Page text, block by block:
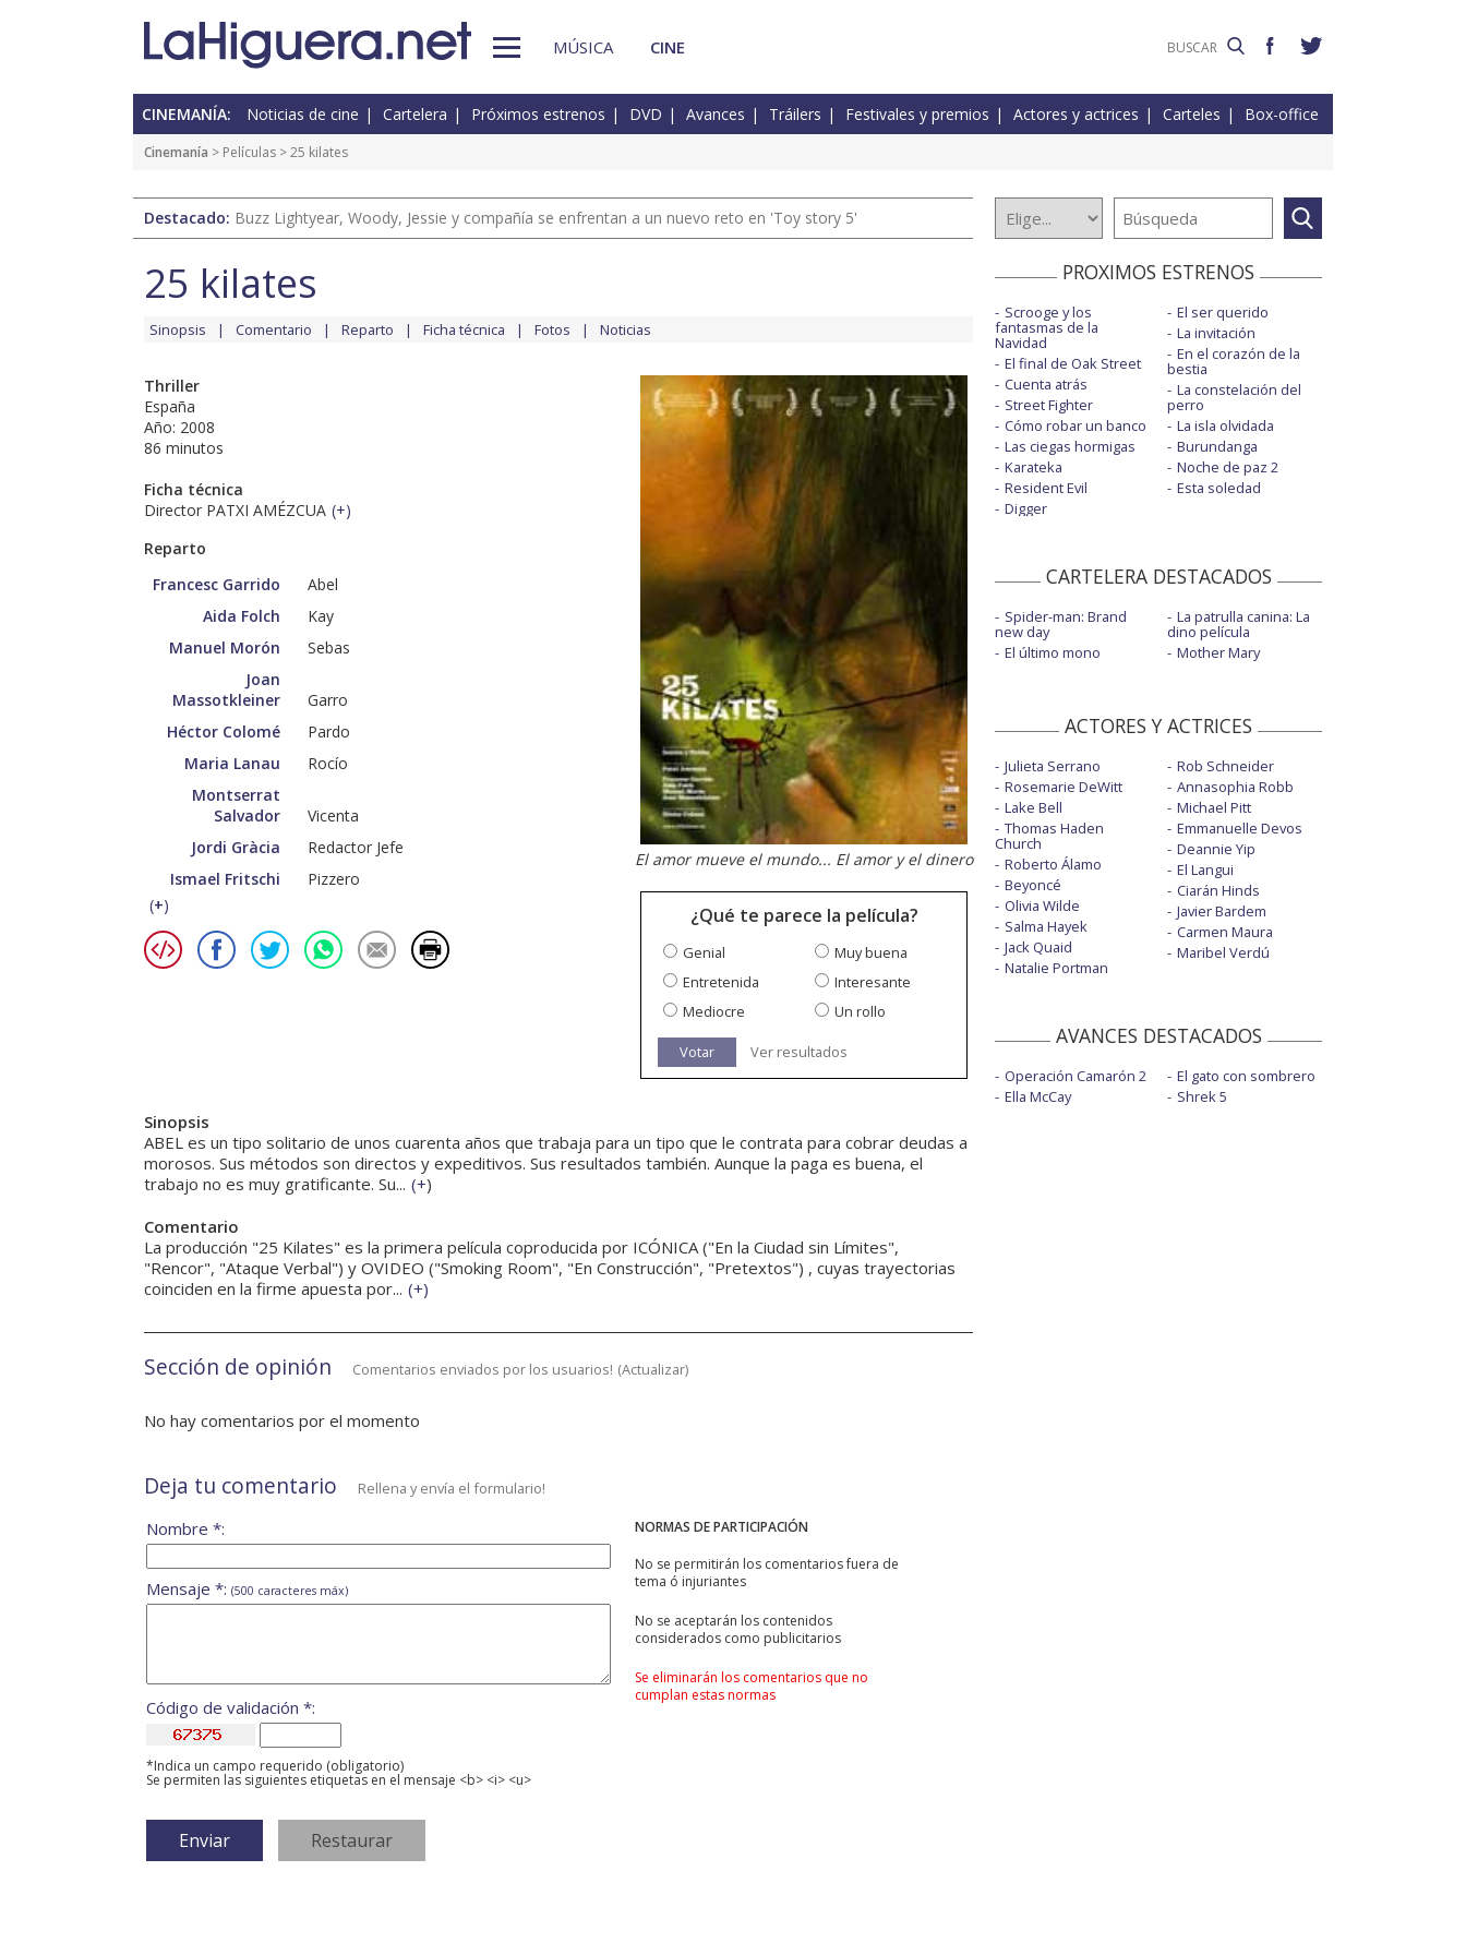
MÚSICA CINE
CINEMANÍA: Noticias de cine Cartelera Próximos estrenos DVD Avances Tráilers Festivales y premios Actores y actrices Carteles Box-office
Cinemanía > Películas > 25 kilates
Destacado: Buzz Lightyear, Woody, Jessie y compañía se enfrentan a un nuevo reto en 'Toy story 5'
25 kilates
Sinopsis Comentario Reparto Ficha técnica Fotos Noticias
Thriller
España
Año: 2008
86 minutos
Ficha técnica
Director PATXI AMÉZCUA (+)
Reparto
Francesc Garrido
Abel
Aida Folch
Kay
Manuel Morón
Sebas
Joan
Massotkleiner
Garro
Héctor Colomé
Pardo
Maria Lanau
Rocío
Montserrat
Salvador
Vicenta
Jordi Gràcia
Redactor Jefe
Ismael Fritschi
Pizzero
(+)
El amor mueve el mundo... El amor y el dinero
¿Qué te parece la película?
Genial
Muy buena
Entretenida
Interesante
Mediocre
Un rollo
Votar Ver resultados
Sinopsis
ABEL es un tipo solitario de unos cuarenta años que trabaja para un tipo que le contrata para cobrar deudas a
morosos. Sus métodos son directos y expeditivos. Sus resultados también. Aunque la paga es buena, el
trabajo no es muy gratificante. Su... (+)
Comentario
La producción "25 Kilates" es la primera película coproducida por ICÓNICA ("En la Ciudad sin Límites",
"Rencor", "Ataque Verbal") y OVIDEO ("Smoking Room", "En Construcción", "Pretextos") , cuyas trayectorias
coinciden en la firme apuesta por... (+)
Sección de opinión Comentarios enviados por los usuarios! (Actualizar)
No hay comentarios por el momento
Deja tu comentario Rellena y envía el formulario!
NORMAS DE PARTICIPACIÓN
No se permitirán los comentarios fuera de
tema ó injuriantes
No se aceptarán los contenidos
considerados como publicitarios
Se eliminarán los comentarios que no
cumplan estas normas
Nombre *:
Mensaje *: (500 caracteres máx)
Código de validación *:
*Indica un campo requerido (obligatorio)
Se permiten las siguientes etiquetas en el mensaje <b> <i> <u>
PROXIMOS ESTRENOS
Scrooge y los
fantasmas de la
Navidad
El final de Oak Street
Cuenta atrás
Street Fighter
Cómo robar un banco
Las ciegas hormigas
Karateka
Resident Evil
Digger
El ser querido
La invitación
En el corazón de la
bestia
La constelación del
perro
La isla olvidada
Burundanga
Noche de paz 2
Esta soledad
CARTELERA DESTACADOS
Spider-man: Brand
new day
El último mono
La patrulla canina: La
dino película
Mother Mary
ACTORES Y ACTRICES
Julieta Serrano
Rosemarie DeWitt
Lake Bell
Thomas Haden
Church
Roberto Álamo
Beyoncé
Olivia Wilde
Salma Hayek
Jack Quaid
Natalie Portman
Rob Schneider
Annasophia Robb
Michael Pitt
Emmanuelle Devos
Deannie Yip
El Langui
Ciarán Hinds
Javier Bardem
Carmen Maura
Maribel Verdú
AVANCES DESTACADOS
Operación Camarón 2
Ella McCay
El gato con sombrero
Shrek 5